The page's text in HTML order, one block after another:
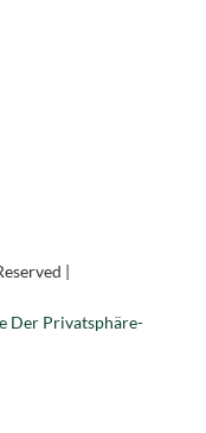
|
Der Privatsphäre-